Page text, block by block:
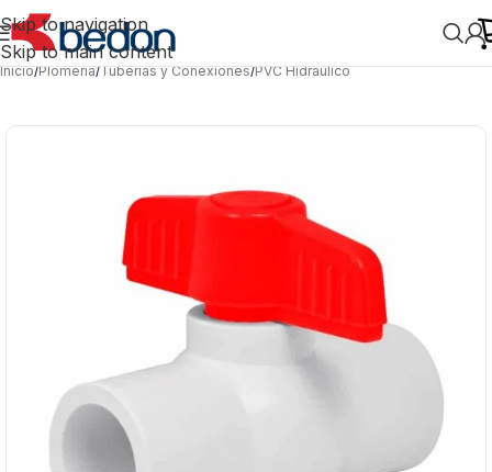
Skip to navigation
Skip to main content
Inicio/Plomería/Tuberías y Conexiones/PVC Hidráulico